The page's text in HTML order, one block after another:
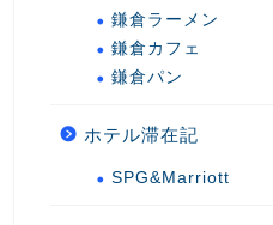
鎌倉ラーメン
鎌倉カフェ
鎌倉パン
ホテル滞在記
SPG&Marriott